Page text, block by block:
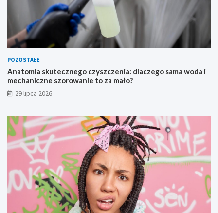
POZOSTAŁE
Anatomia skutecznego czyszczenia: dlaczego sama woda i
mechaniczne szorowanie to za mało?
29 lipca 2026